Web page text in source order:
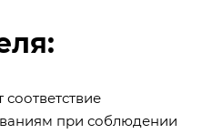
соответствие
при соблюдении